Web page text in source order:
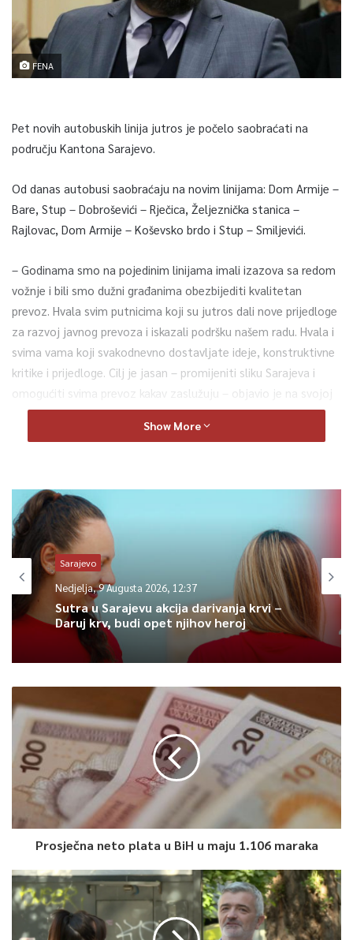
FENA
Pet novih autobuskih linija jutros je počelo saobraćati na
području Kantona Sarajevo.
Od danas autobusi saobraćaju na novim linijama: Dom Armije –
Bare, Stup – Dobroševići – Rječica, Željeznička stanica –
Rajlovac, Dom Armije – Koševsko brdo i Stup – Smiljevići.
– Godinama smo na pojedinim linijama imali izazova sa redom
vožnje i bili smo dužni građanima obezbijediti kvalitetan
prevoz. Hvala svim putnicima koji su jutros dali nove prijedloge
za razvoj javnog prevoza i iskazali podršku našem radu. Hvala i
svima vama koji svakodnevno dostavljate ideje, konstruktivne
kritike i prijedloge. Cilj je jasan – promijeniti sliku Sarajeva i
omogućiti svima prevoz kakav zaslužuju – objavio je na svojoj
Facebook stranici ministar saobraćaja Kantona Sarajevo Adnan
narednom periodu.
Podsjećamo, javni poziv za izbor operatera na 15 linija javnog
linijskog prijevoza Ministarstvo saobraćaja je raspisalo nakon
što je inspekcija nalazom utvrdila da se linije ne održavaju u
skladu sa registrovanim redom vožnje.
Preostale linije koje će u saobraćaj biti puštene u narednom
periodu su: Ilidža – Hadžići – Drozgometva, Ilidža – Hadžići –
Dobrinja, Drvenija – Pofalići, Stup – Vogošća, Stup –
Dobroševići, Tarčin – Budmolići, Vogošća – ul. Ahmeda Rizve –
Gora, navedeo je u saopćenju iz Službe za protokol i press KS.
0
Article Rating
Show More
Sarajevo
Nedjelja, 9 Augusta 2026, 12:37
Sutra u Sarajevu akcija darivanja krvi –
Daruj krv, budi opet njihov heroj
Prosječna neto plata u BiH u maju 1.106 maraka